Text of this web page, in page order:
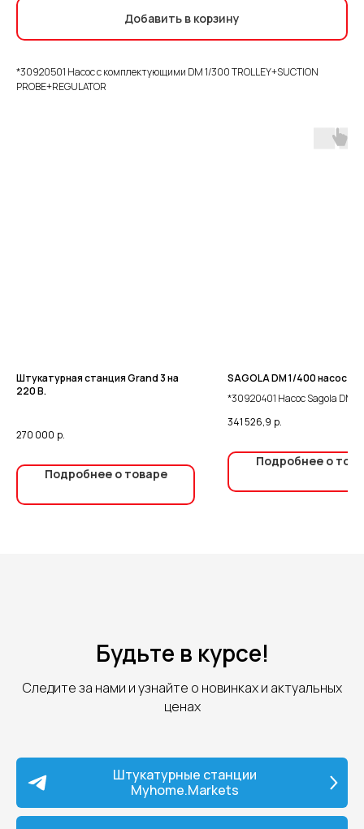
Добавить в корзину
*30920501 Насос с комплектующими DM 1/300 TROLLEY+SUCTION
PROBE+REGULATOR
Штукатурная станция Grand 3 на
220 В.
270 000 р.
Подробнее о товаре
SAGOLA DM 1/400 насос
*30920401 Насос Sagola DM
341 526,9 р.
Подробнее о
Будьте в курсе!
Следите за нами и узнайте о новинках и актуальных
ценах
Штукатурные станции
Myhome.Markets